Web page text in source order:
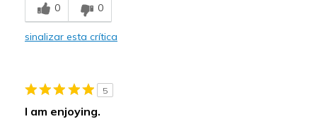
Stylish
Casual Wear
0 0
sinalizar esta crítica
5
I am enjoying.